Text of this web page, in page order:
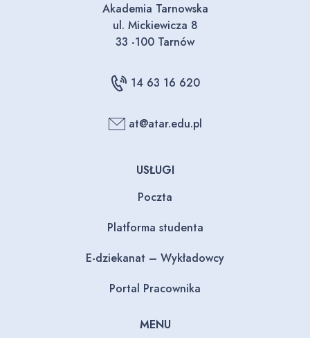
Akademia Tarnowska
ul. Mickiewicza 8
33 -100 Tarnów
14 63 16 620
at@atar.edu.pl
USŁUGI
Poczta
Platforma studenta
E-dziekanat – Wykładowcy
Portal Pracownika
MENU